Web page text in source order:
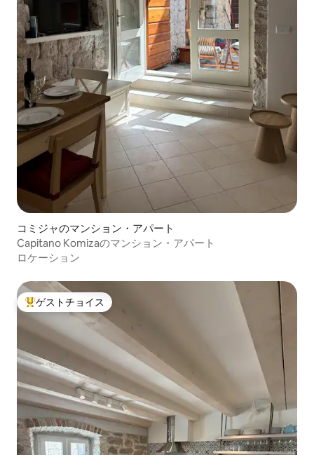
コミジャのマンション・アパート
Capitano Komizaのマンション・アパート
ロケーション
大好評のゲストチョイスです。
ゲストチョイス